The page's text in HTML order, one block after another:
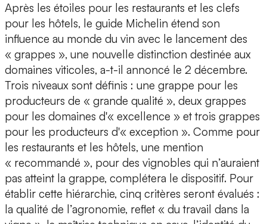
Après les étoiles pour les restaurants et les clefs
pour les hôtels, le guide Michelin étend son
influence au monde du vin avec le lancement des
« grappes », une nouvelle distinction destinée aux
domaines viticoles, a-t-il annoncé le 2 décembre.
Trois niveaux sont définis : une grappe pour les
producteurs de « grande qualité », deux grappes
pour les domaines d'« excellence » et trois grappes
pour les producteurs d'« exception ». Comme pour
les restaurants et les hôtels, une mention
« recommandé », pour des vignobles qui n’auraient
pas atteint la grappe, complétera le dispositif. Pour
établir cette hiérarchie, cinq critères seront évalués :
la qualité de l’agronomie, reflet « du travail dans la